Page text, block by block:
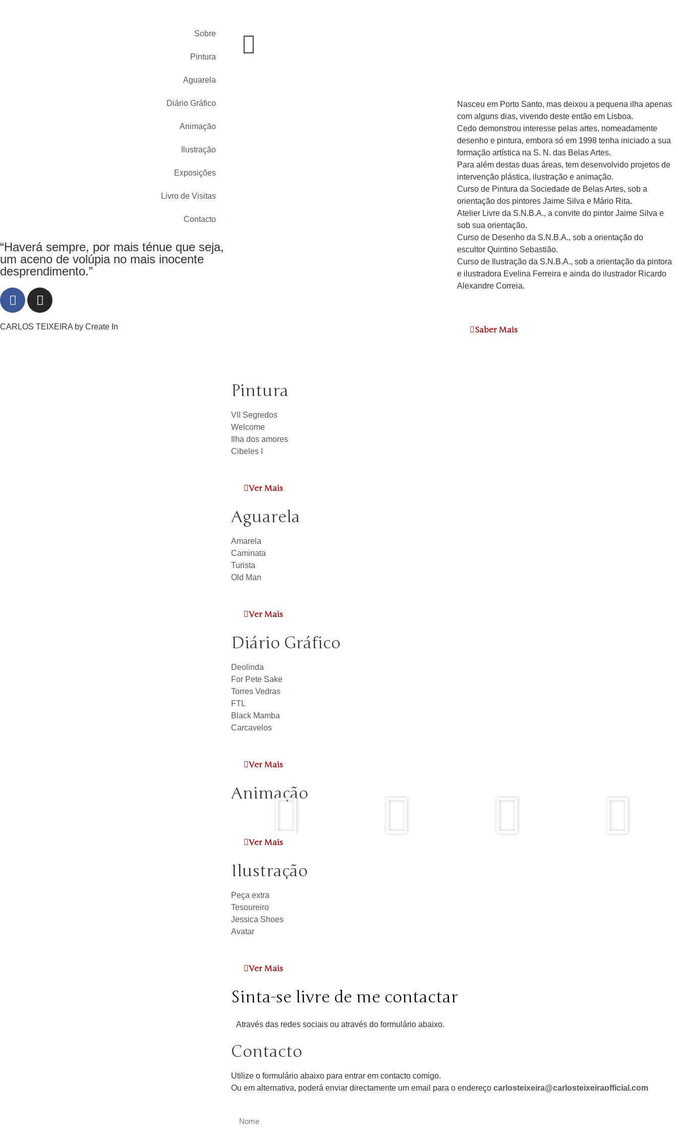
Sobre
Pintura
Aguarela
Diário Gráfico
Animação
Ilustração
Exposições
Livro de Visitas
Contacto
“Haverá sempre, por mais ténue que seja,
um aceno de volúpia no mais inocente
desprendimento.”
CARLOS TEIXEIRA by Create In
Nasceu em Porto Santo, mas deixou a pequena ilha apenas
com alguns dias, vivendo deste então em Lisboa.
Cedo demonstrou interesse pelas artes, nomeadamente
desenho e pintura, embora só em 1998 tenha iniciado a sua
formação artística na S. N. das Belas Artes.
Para além destas duas áreas, tem desenvolvido projetos de
intervenção plástica, ilustração e animação.
Curso de Pintura da Sociedade de Belas Artes, sob a
orientação dos pintores Jaime Silva e Mário Rita.
Atelier Livre da S.N.B.A., a convite do pintor Jaime Silva e
sob sua orientação.
Curso de Desenho da S.N.B.A., sob a orientação do
escultor Quintino Sebastião.
Curso de Ilustração da S.N.B.A., sob a orientação da pintora
e ilustradora Evelina Ferreira e ainda do ilustrador Ricardo
Alexandre Correia.
Saber Mais
Pintura
VII Segredos
Welcome
Ilha dos amores
Cibeles I
Ver Mais
Aguarela
Amarela
Caminata
Turista
Old Man
Ver Mais
Diário Gráfico
Deolinda
For Pete Sake
Torres Vedras
FTL
Black Mamba
Carcavelos
Ver Mais
Animação
Ver Mais
Ilustração
Peça extra
Tesoureiro
Jessica Shoes
Avatar
Ver Mais
Sinta-se livre de me contactar
Através das redes sociais ou através do formulário abaixo.
Contacto
Utilize o formulário abaixo para entrar em contacto comigo.
Ou em alternativa, poderá enviar directamente um email para o endereço carlosteixeira@carlosteixeiraofficial.com